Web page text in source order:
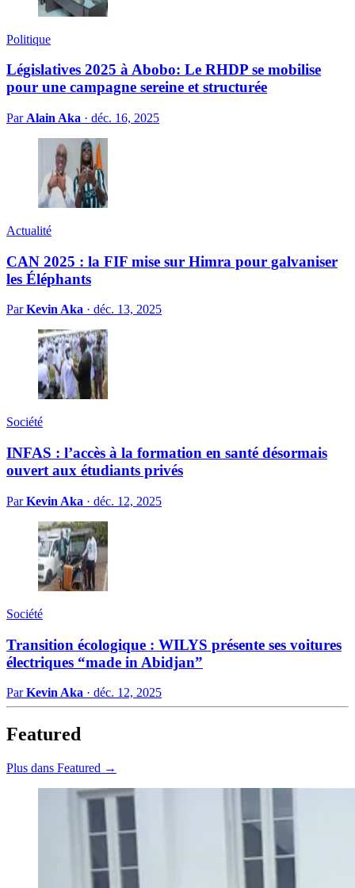
Politique
Législatives 2025 à Abobo: Le RHDP se mobilise
pour une campagne sereine et structurée
Par Alain Aka · déc. 16, 2025
Actualité
CAN 2025 : la FIF mise sur Himra pour galvaniser
les Éléphants
ParKevin Aka · déc. 13, 2025
Société
INFAS : l’accès à la formation en santé désormais
ouvert aux étudiants privés
ParKevin Aka · déc. 12, 2025
Société
Transition écologique : WILYS présente ses voitures
électriques “made in Abidjan”
ParKevin Aka · déc. 12, 2025
Featured
Plus dans Featured →